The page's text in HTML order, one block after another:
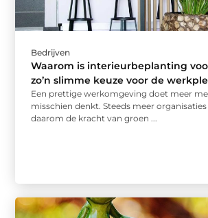
Bedrijven
Waarom is interieurbeplanting
zo’n slimme keuze voor de
Een prettige werkomgeving doet meer
misschien denkt. Steeds meer
daarom de kracht van groen ...